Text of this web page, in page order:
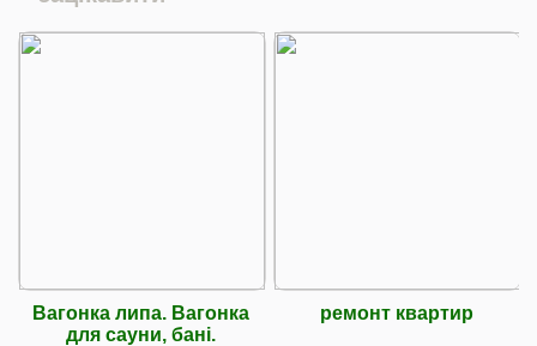
Вагонка липа. Вагонка
для сауни, бані.
ремонт квартир